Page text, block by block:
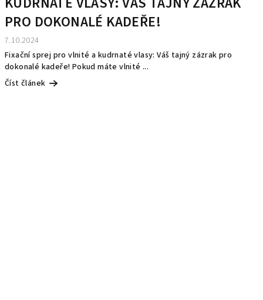
PRO DOKONALÉ KADEŘE!
7.10.2024
Fixační sprej pro vlnité a kudrnaté vlasy: Váš tajný zázrak pro
dokonalé kadeře! Pokud máte vlnité ...
Číst článek